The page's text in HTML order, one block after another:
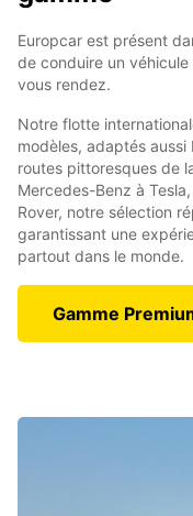
Europcar est présent
de conduire un
vous rendez.
Notre flotte
modèles, adaptés
routes pittoresques de
Mercedes-Benz à
Rover, notre sélection
garantissant une
partout dans le monde.
Gamme